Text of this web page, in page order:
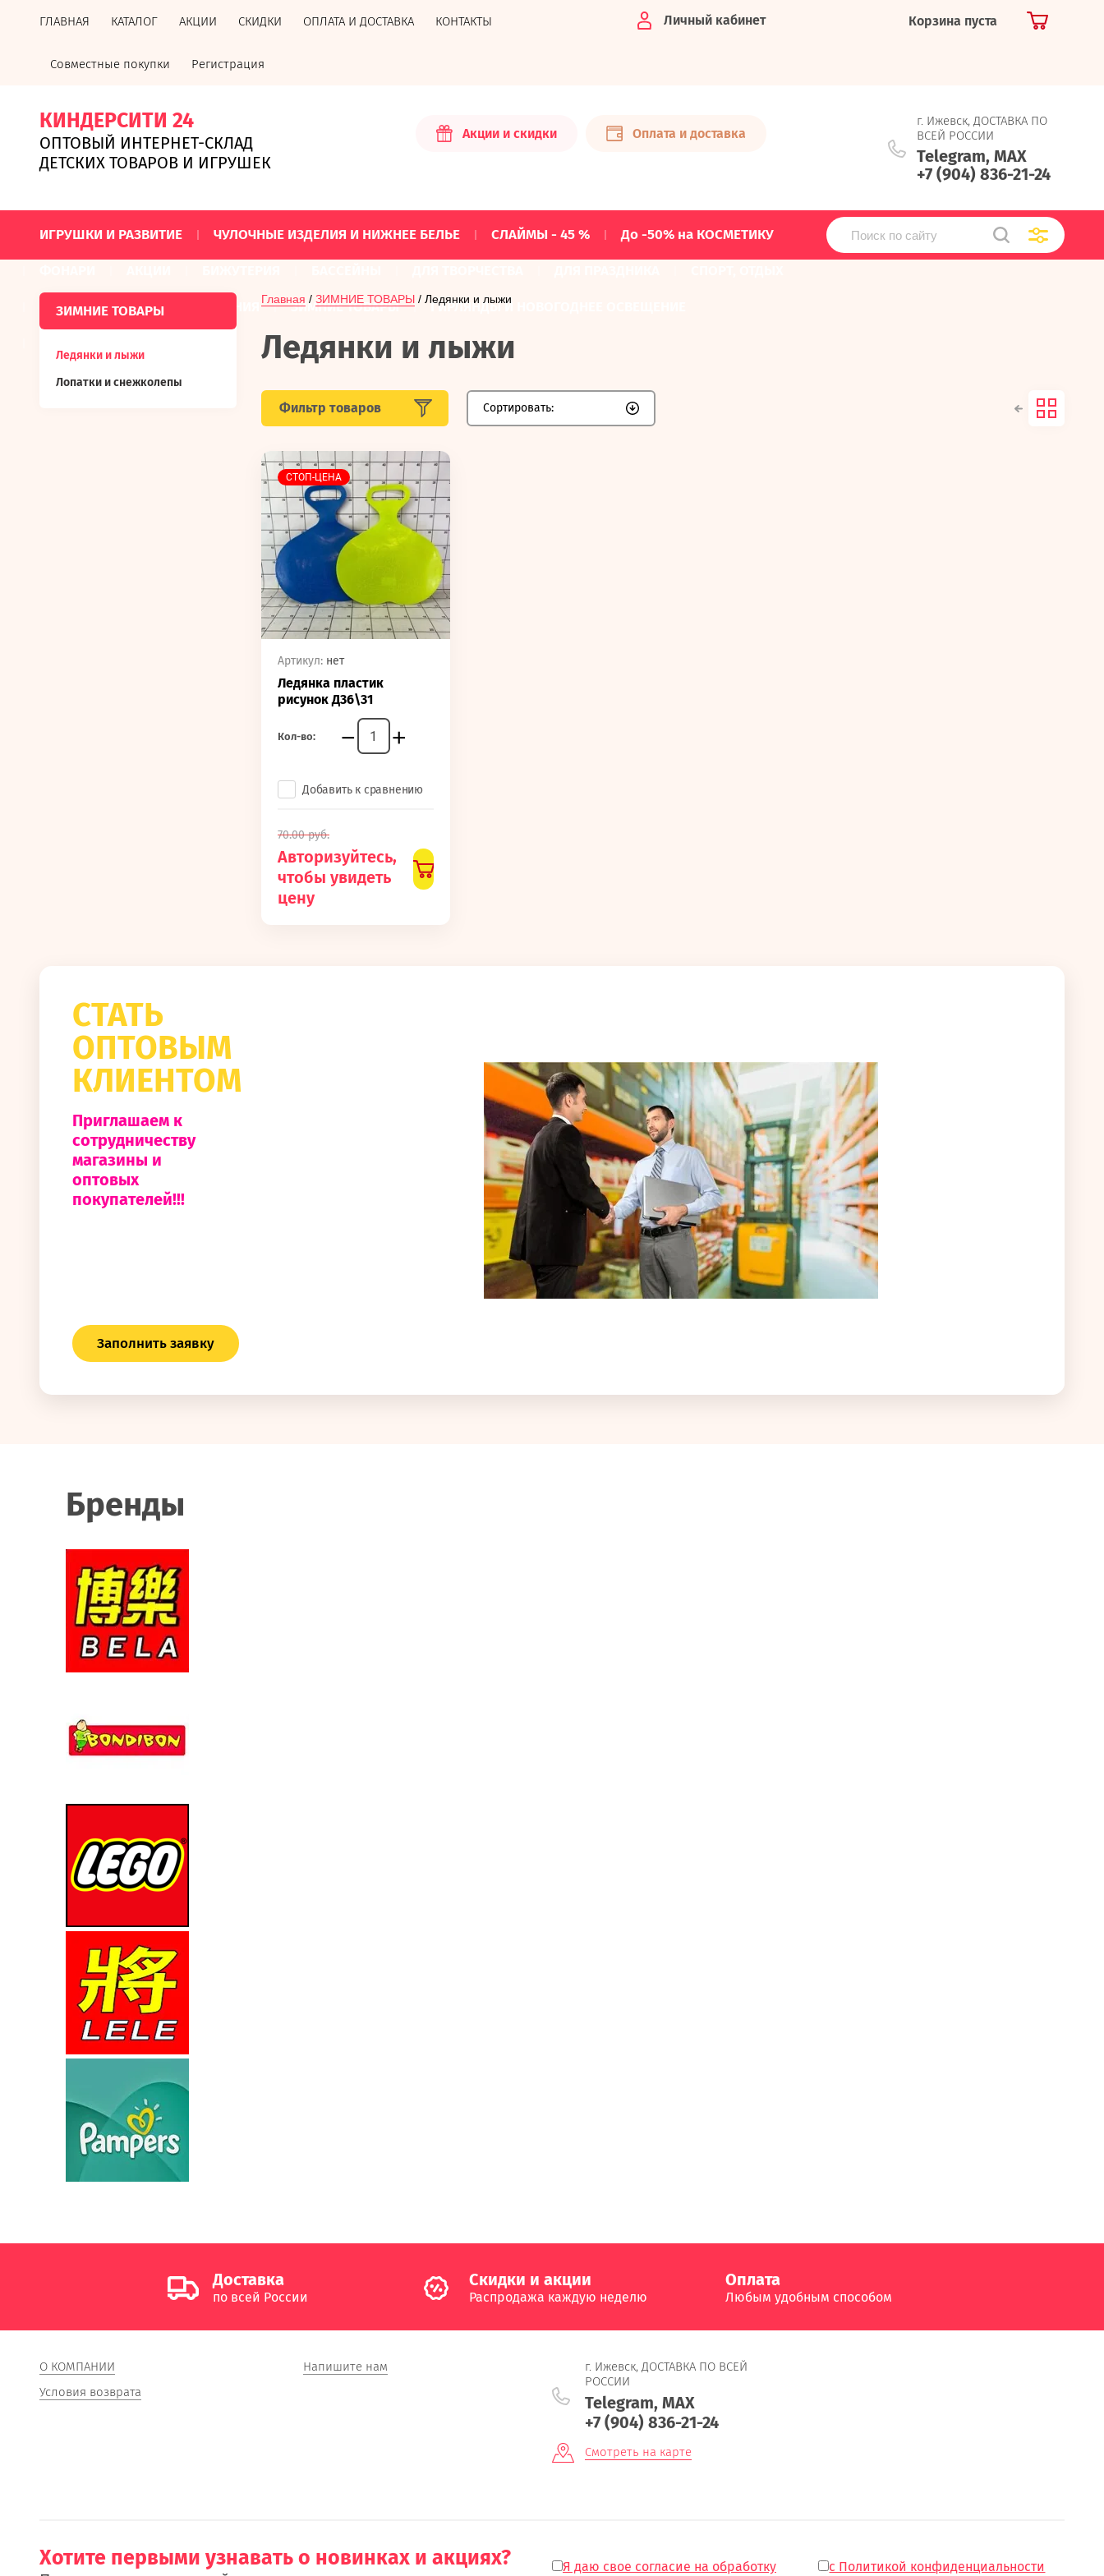
ГЛАВНАЯ КАТАЛОГ АКЦИИ СКИДКИ ОПЛАТА И ДОСТАВКА КОНТАКТЫ
Совместные покупки Регистрация
Личный кабинет Корзина пуста
КИНДЕРСИТИ 24
ОПТОВЫЙ ИНТЕРНЕТ-СКЛАД
ДЕТСКИХ ТОВАРОВ И ИГРУШЕК
Акции и скидки Оплата и доставка
г. Ижевск, ДОСТАВКА ПО
ВСЕЙ РОССИИ
Telegram, MAX
+7 (904) 836-21-24
ИГРУШКИ И РАЗВИТИЕ ЧУЛОЧНЫЕ ИЗДЕЛИЯ И НИЖНЕЕ БЕЛЬЕ СЛАЙМЫ - 45 % До -50% на КОСМЕТИКУ
БАТАРЕЙКИ И ЭЛЕМЕНТЫ ПИТАНИЯ ЗИМНИЕ ТОВАРЫ ГИРЛЯНДЫ И НОВОГОДНЕЕ ОСВЕЩЕНИЕ
ЗИМНИЕ ТОВАРЫ
Ледянки и лыжи
Лопатки и снежколепы
Главная / ЗИМНИЕ ТОВАРЫ / Ледянки и лыжи
Ледянки и лыжи
Фильтр товаров Сортировать:
СТОП-ЦЕНА
Артикул: нет
Ледянка пластик
рисунок Д36\31
Кол-во: − +
Добавить к сравнению
70.00руб.
Авторизуйтесь,
чтобы увидеть
цену
СТАТЬ
ОПТОВЫМ
КЛИЕНТОМ
Приглашаем к
сотрудничеству
магазины и
оптовых
покупателей!!!
Заполнить заявку
Бренды
Доставка
по всей России
Cкидки и акции
Распродажа каждую неделю
Оплата
Любым удобным способом
О КОМПАНИИ
Условия возврата
Напишите нам
г. Ижевск, ДОСТАВКА ПО ВСЕЙ
РОССИИ
Telegram, MAX
+7 (904) 836-21-24
Смотреть на карте
Хотите первыми узнавать о новинках и акциях?
Я даю свое согласие на обработку
с Политикой конфиденциальности